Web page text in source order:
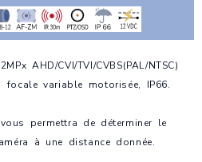
AHD/CVI/TVI/CVBS(PAL/NTSC)
variable motorisée, IP66.
vous permettra de déterminer le
à une distance donnée.